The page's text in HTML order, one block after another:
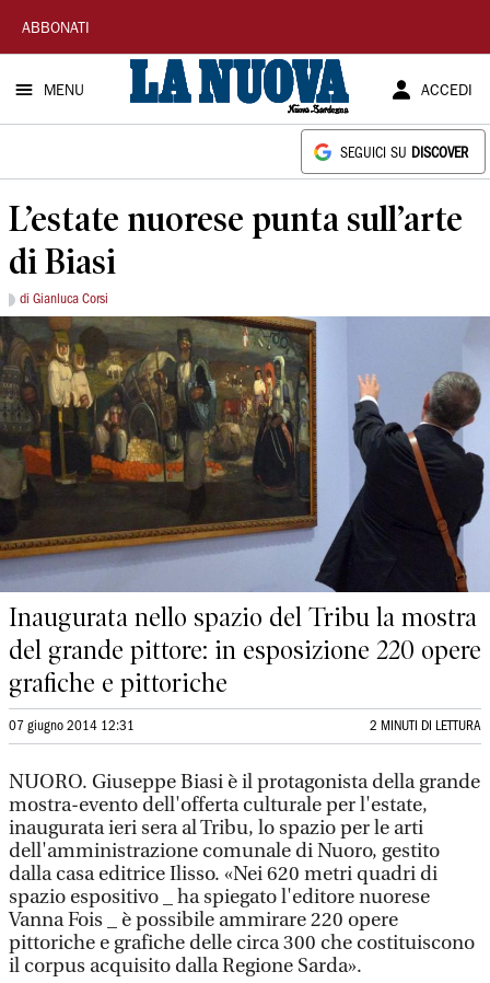
La
Nuova
Sardegna
ABBONATI
MENU ACCEDI
SEGUICI SU DISCOVER
L’estate nuorese punta sull’arte
di Biasi
di Gianluca Corsi
Inaugurata nello spazio del Tribu la mostra
del grande pittore: in esposizione 220 opere
grafiche e pittoriche
07 giugno 2014 12:31 2 MINUTI DI LETTURA
NUORO. Giuseppe Biasi è il protagonista della grande
mostra-evento dell'offerta culturale per l'estate,
inaugurata ieri sera al Tribu, lo spazio per le arti
dell'amministrazione comunale di Nuoro, gestito
dalla casa editrice Ilisso. «Nei 620 metri quadri di
spazio espositivo _ ha spiegato l'editore nuorese
Vanna Fois _ è possibile ammirare 220 opere
pittoriche e grafiche delle circa 300 che costituiscono
il corpus acquisito dalla Regione Sarda».